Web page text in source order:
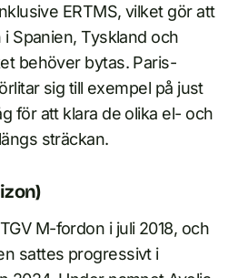
ERTMS, vilket gör att
Spanien, Tyskland och
behöver bytas. Paris-
sig till exempel på just
för att klara de olika el- och
sträckan.
M-fordon i juli 2018, och
sattes progressivt i